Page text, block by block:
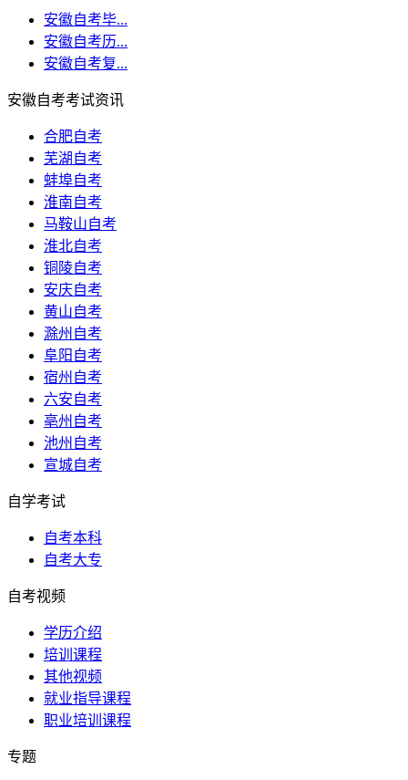
安徽自考毕...
安徽自考历...
安徽自考复...
安徽自考考试资讯
合肥自考
芜湖自考
蚌埠自考
淮南自考
马鞍山自考
淮北自考
铜陵自考
安庆自考
黄山自考
滁州自考
阜阳自考
宿州自考
六安自考
亳州自考
池州自考
宣城自考
自学考试
自考本科
自考大专
自考视频
学历介绍
培训课程
其他视频
就业指导课程
职业培训课程
专题